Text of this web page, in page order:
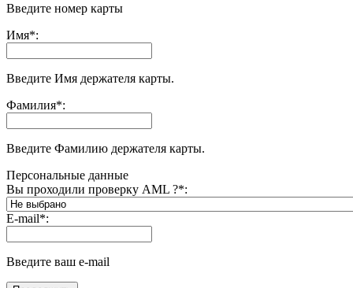
Введите номер карты
Имя*:
Введите Имя держателя карты.
Фамилия*:
Введите Фамилию держателя карты.
Персональные данные
Вы проходили проверку AML ?*:
E-mail*:
Введите ваш e-mail